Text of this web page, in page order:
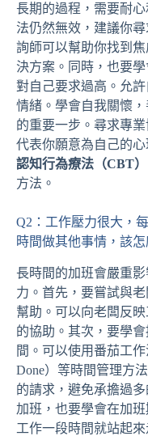
長期的過程，需要耐
法仍然無效，建議你
詢師可以幫助你找到
決方案。同時，也要
對自己要求過高。允
情緒。學會自我關懷
的重要一步。尋求專
代表你願意為自己的
認知行為療法（CBT）
方法。
Q2：工作壓力很大，
時間做其他事情，該怎
長時間的加班會嚴重
力。首先，要嘗試與
幫助。可以向老闆反
的協助。其次，要學
間。可以使用番茄工
Done）等時間管理方
的請求，避免承擔過
加班，也要學會在加
工作一段時間就站起